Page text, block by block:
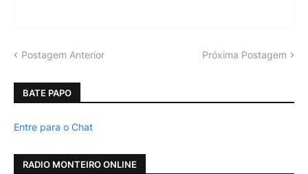
Postagem Anterior Próxima Postagem
BATE PAPO
Entre para o Chat
RADIO MONTEIRO ONLINE